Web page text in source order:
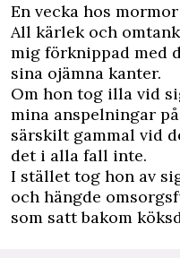
En vecka hos mormor
All kärlek och
mig förknippad med
sina ojämna kanter.
Om hon tog illa vid
mina anspelningar
särskilt gammal vid
det i alla fall inte.
I stället tog hon av
och hängde
som satt bakom